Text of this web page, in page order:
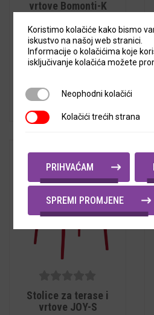
vrtove Bomonti-K
45,92€ + PDV
Cijena s PDV-om: 57,40
5out of
5
Stolice za terase i
vrtove JOY-S
Koristimo kolačiće kako bismo
iskustvo na našoj web stranici.
Informacije o kolačićima koje
isključivanje kolačića možete
Neophodni kolačići
Neophodni kolačići
Kolačići trećih strana
Kolačići trećih strana
PRIHVAĆAM
SPREMI PROMJENE